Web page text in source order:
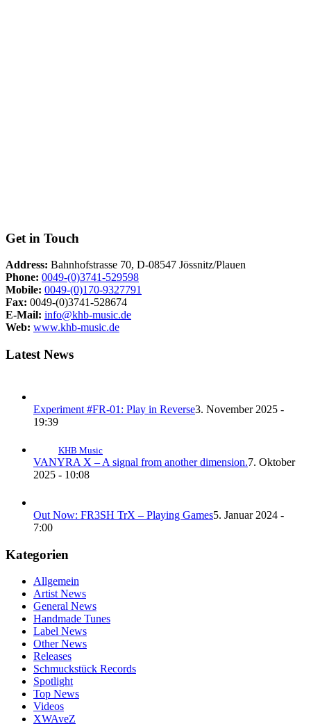
Get in Touch
Address: Bahnhofstrasse 70, D-08547 Jössnitz/Plauen
Phone: 0049-(0)3741-529598
Mobile: 0049-(0)170-9327791
Fax: 0049-(0)3741-528674
E-Mail: info@khb-music.de
Web: www.khb-music.de
Latest News
Experiment #FR-01: Play in Reverse3. November 2025 -
19:39
KHB Music
VANYRA X – A signal from another dimension.7. Oktober
2025 - 10:08
Out Now: FR3SH TrX – Playing Games5. Januar 2024 -
7:00
Kategorien
Allgemein
Artist News
General News
Handmade Tunes
Label News
Other News
Releases
Schmuckstück Records
Spotlight
Top News
Videos
XWAveZ